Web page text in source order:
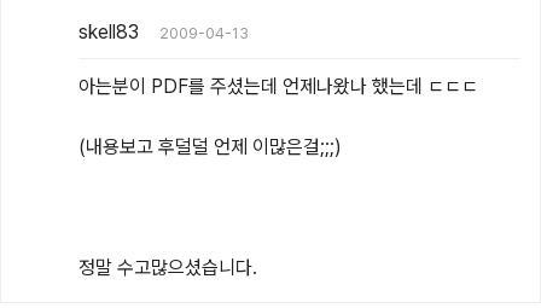
skell83 2009-04-13
아는분이 PDF를 주셨는데 언제나왔나 했는데 ㄷㄷㄷ
(내용보고 후덜덜 언제 이많은걸;;;)
정말 수고많으셨습니다.